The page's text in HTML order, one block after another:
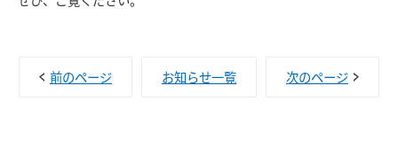
前のページ お知らせ一覧 次のページ